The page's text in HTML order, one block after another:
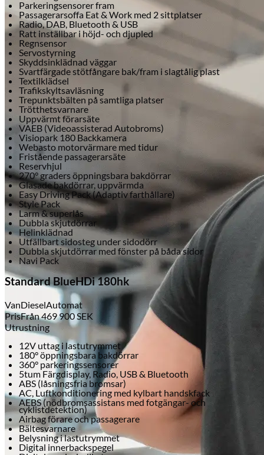
Parkeringsensorer fram
Passagerarsoffa Eat & Work med 2 sittplatser
Radio, DAB, Bluetooth & USB
Ratt inställbar i höjd- och djupled
Regnsensor
Servostyrning
Skyddsinklädnad väggar
Svartfärgade stötfångare bak/fram i slagtålig plast
Textilklädsel
Trafikskyltsavläsning
Trepunktsbälten på samtliga platser
Trötthetsvarnare
Uppvärmt förarsäte
VAEB (Videoassisterad Autobroms)
Visiopark 180 Backkamera
Webasto motorvärmare med tidur
Fristående passagerarsäte
Reservhjul
270° graders öppningsbara bakdörrar
Glasade bakdörrar, uppvärmda
Easy Driving Pack (Adaptiv farthållare)
Style Pack
Larm & superlås
Dubbla skjutdörrar
Helinklädnad
Utfällbart sidosteg under sidodörr
Dubbla skjutdörrar med fönster på båda sidor
Navi Pack
Standard BlueHDi 180hk
VanDieselAutomat
PrisFrån469 900SEK
Utrustning
12V uttag i lastutrymmet
180° öppningsbara bakdörrar
360° parkeringssensorer
5tum Färgdisplay, Radio, USB & Bluetooth
ABS (låsningsfria bromsar)
AC, Luftkonditionering med kylbart handskfack
AEBS (nödbromsassistans med fotgängar- och
cyklistdetektion)
Airbag förare och passagerare
Bältesvarnare
Belysning i lastutrymmet
Digital innerbackspegel